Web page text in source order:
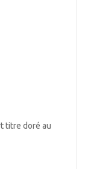
titre doré au